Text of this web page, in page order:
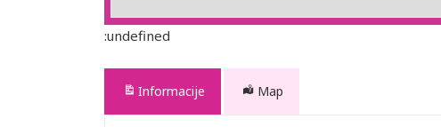
:undefined
Informacije Map